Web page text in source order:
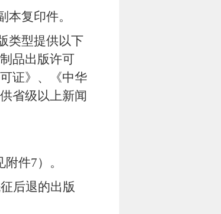
复印件。
类型提供以下
品出版许可
证》、《中华
省级以上新闻
附件7）。
后退的出版